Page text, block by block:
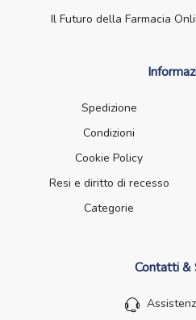
Il Futuro della Farmacia
Spedizione
Condizioni
Cookie Policy
Resi e diritto di recesso
Categorie
Contatti &